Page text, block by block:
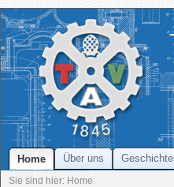
Home Über uns Geschichte
Sie sind hier: Home